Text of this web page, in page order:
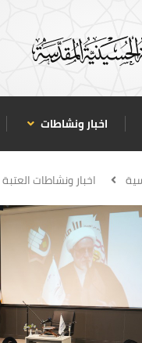
اخبار ونشاطات
اخبار ونشاطات